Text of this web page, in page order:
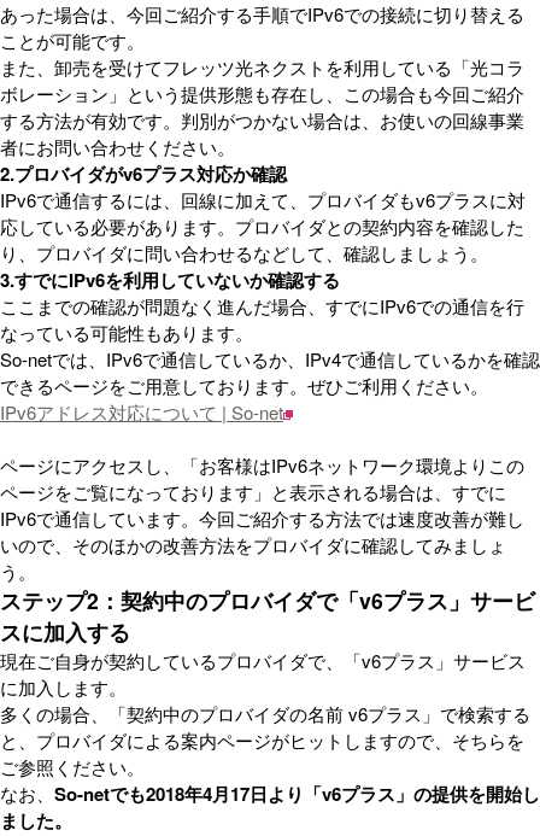
あった場合は、今回ご紹介する手順でIPv6での接続に切り替える
ことが可能です。
また、卸売を受けてフレッツ光ネクストを利用している「光コラ
ボレーション」という提供形態も存在し、この場合も今回ご紹介
する方法が有効です。判別がつかない場合は、お使いの回線事業
者にお問い合わせください。
2.プロバイダがv6プラス対応か確認
IPv6で通信するには、回線に加えて、プロバイダもv6プラスに対
応している必要があります。プロバイダとの契約内容を確認した
り、プロバイダに問い合わせるなどして、確認しましょう。
3.すでにIPv6を利用していないか確認する
ここまでの確認が問題なく進んだ場合、すでにIPv6での通信を行
なっている可能性もあります。
So-netでは、IPv6で通信しているか、IPv4で通信しているかを確認
できるページをご用意しております。ぜひご利用ください。
IPv6アドレス対応について | So-net
ページにアクセスし、「お客様はIPv6ネットワーク環境よりこの
ページをご覧になっております」と表示される場合は、すでに
IPv6で通信しています。今回ご紹介する方法では速度改善が難し
いので、そのほかの改善方法をプロバイダに確認してみましょ
う。
ステップ2：契約中のプロバイダで「v6プラス」サービ
スに加入する
現在ご自身が契約しているプロバイダで、「v6プラス」サービス
に加入します。
多くの場合、「契約中のプロバイダの名前 v6プラス」で検索する
と、プロバイダによる案内ページがヒットしますので、そちらを
ご参照ください。
なお、 So-netでも2018年4月17日より「v6プラス」の提供を開始し
ました。